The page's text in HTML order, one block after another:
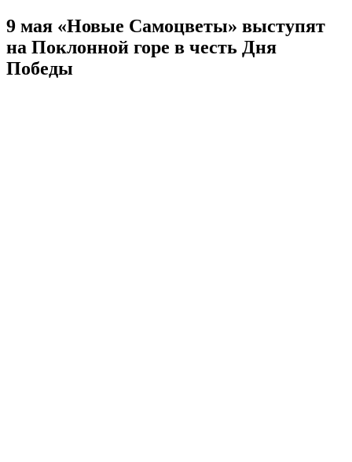
9 мая «Новые Самоцветы» выступят
на Поклонной горе в честь Дня
Победы